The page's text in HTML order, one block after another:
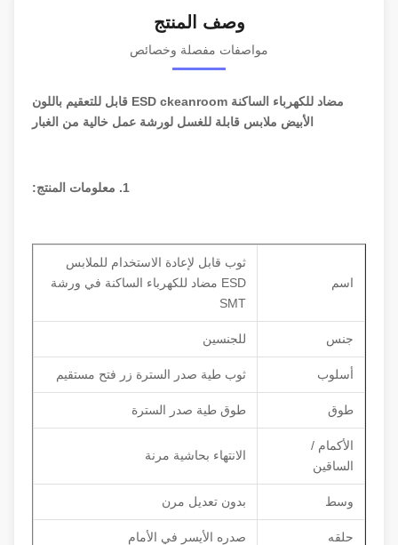
وصف المنتج
مواصفات مفصلة وخصائص
مضاد للكهرباء الساكنة ESD ckeanroom قابل للتعقيم باللون
الأبيض ملابس قابلة للغسل لورشة عمل خالية من الغبار
ثوب قابل لإعادة الاستخدام للملابس
ESD مضاد للكهرباء الساكنة في ورشة
للجنسين
أسلوب ثوب طية صدر السترة زر فتح مستقيم
طوق طية صدر السترة
الأكمام /
الساقين
الانتهاء بحاشية مرنة
بدون تعديل مرن
صدره الأيسر في الأمام